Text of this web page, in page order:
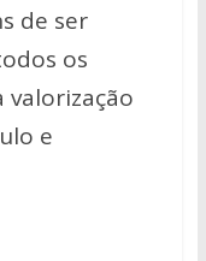
de ser
os
valorização
e